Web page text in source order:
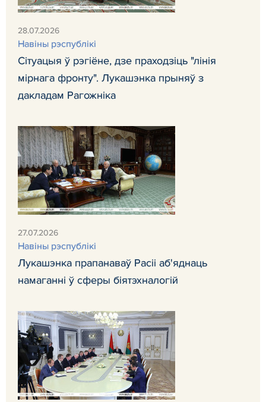
28.07.2026
Навіны рэспублікі
Сітуацыя ў рэгіёне, дзе праходзіць "лінія
мірнага фронту". Лукашэнка прыняў з
дакладам Рагожніка
27.07.2026
Навіны рэспублікі
Лукашэнка прапанаваў Расіі аб'яднаць
намаганні ў сферы біятэхналогій